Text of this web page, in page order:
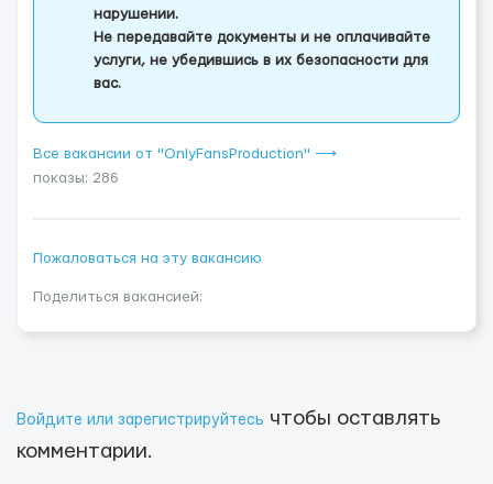
нарушении.
Не передавайте документы и не оплачивайте
услуги, не убедившись в их безопасности для
вас.
Все вакансии от "OnlyFansProduction" ⟶
показы: 286
Пожаловаться на эту вакансию
Поделиться вакансией:
Войдите или зарегистрируйтесь чтобы оставлять
комментарии.